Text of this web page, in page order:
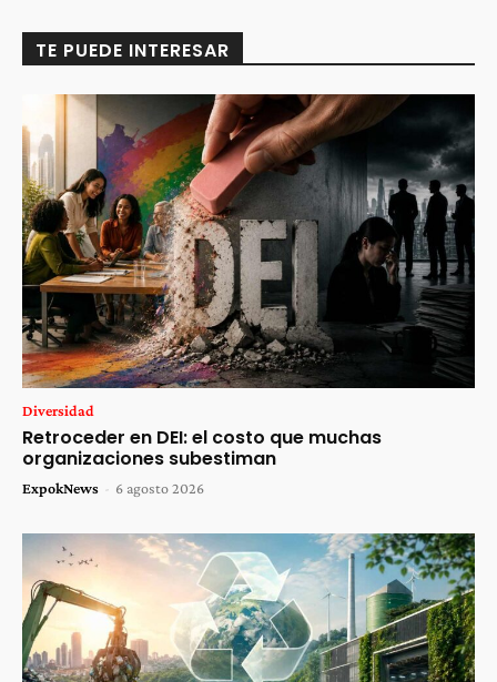
TE PUEDE INTERESAR
Diversidad
Retroceder en DEI: el costo que muchas
organizaciones subestiman
ExpokNews - 6 agosto 2026